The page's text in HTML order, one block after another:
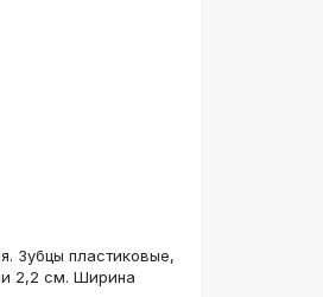
Зубцы пластиковые,
2,2 см. Ширина